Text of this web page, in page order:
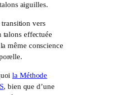
aiguilles.
vers
talons effectuée
même conscience
la Méthode
, bien que d’une